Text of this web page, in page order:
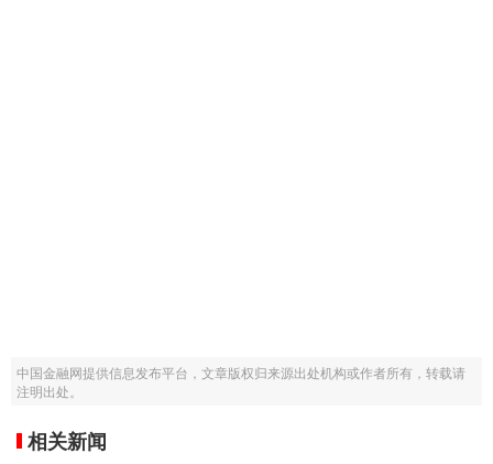
中国金融网提供信息发布平台，文章版权归来源出处机构或作者所有，转载请
注明出处。
相关新闻